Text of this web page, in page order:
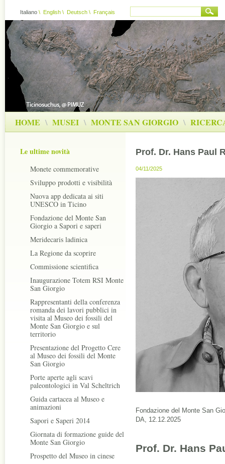
Italiano \ English \ Deutsch \ Français
HOME \ MUSEI \ MONTE SAN GIORGIO \
Le ultime novità
Monete commemorative
Sviluppo prodotti e visibilità
Nuova app dedicata ai siti
UNESCO in Ticino
Fondazione del Monte San
Giorgio a Sapori e saperi
Meridecaris ladinica
La Regione da scoprire
Commissione scientifica
Inaugurazione Totem RSI Monte
San Giorgio
Rappresentanti della conferenza
romanda dei lavori pubblici in
visita al Museo dei fossili del
Monte San Giorgio e sul
territorio
Presentazione del Progetto Cere
al Museo dei fossili del Monte
San Giorgio
Porte aperte agli scavi
paleontologici in Val Scheltrich
Guida cartacea al Museo e
animazioni
Sapori e Saperi 2014
Giornata di formazione guide del
Monte San Giorgio
Prospetto del Museo in cinese
Prof. Dr. Hans Paul
04/11/2025
Fondazione del Monte San
DA, 12.12.2025
Prof. Dr. Hans